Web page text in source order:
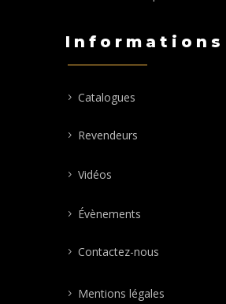
Informations
Catalogues
Revendeurs
Vidéos
Évènements
Contactez-nous
Mentions légales